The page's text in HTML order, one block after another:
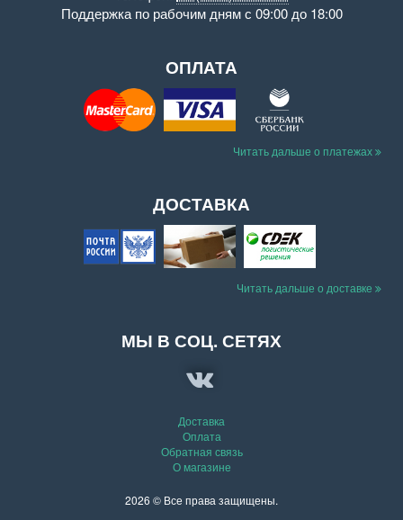
ул. Инженерная, д. 9
Телефон:+7 (8112) 29-21-20
Поддержкапо рабочим дням с 09:00 до 18:00
Читать дальше о платежах
МЫ В СОЦ. СЕТЯХ